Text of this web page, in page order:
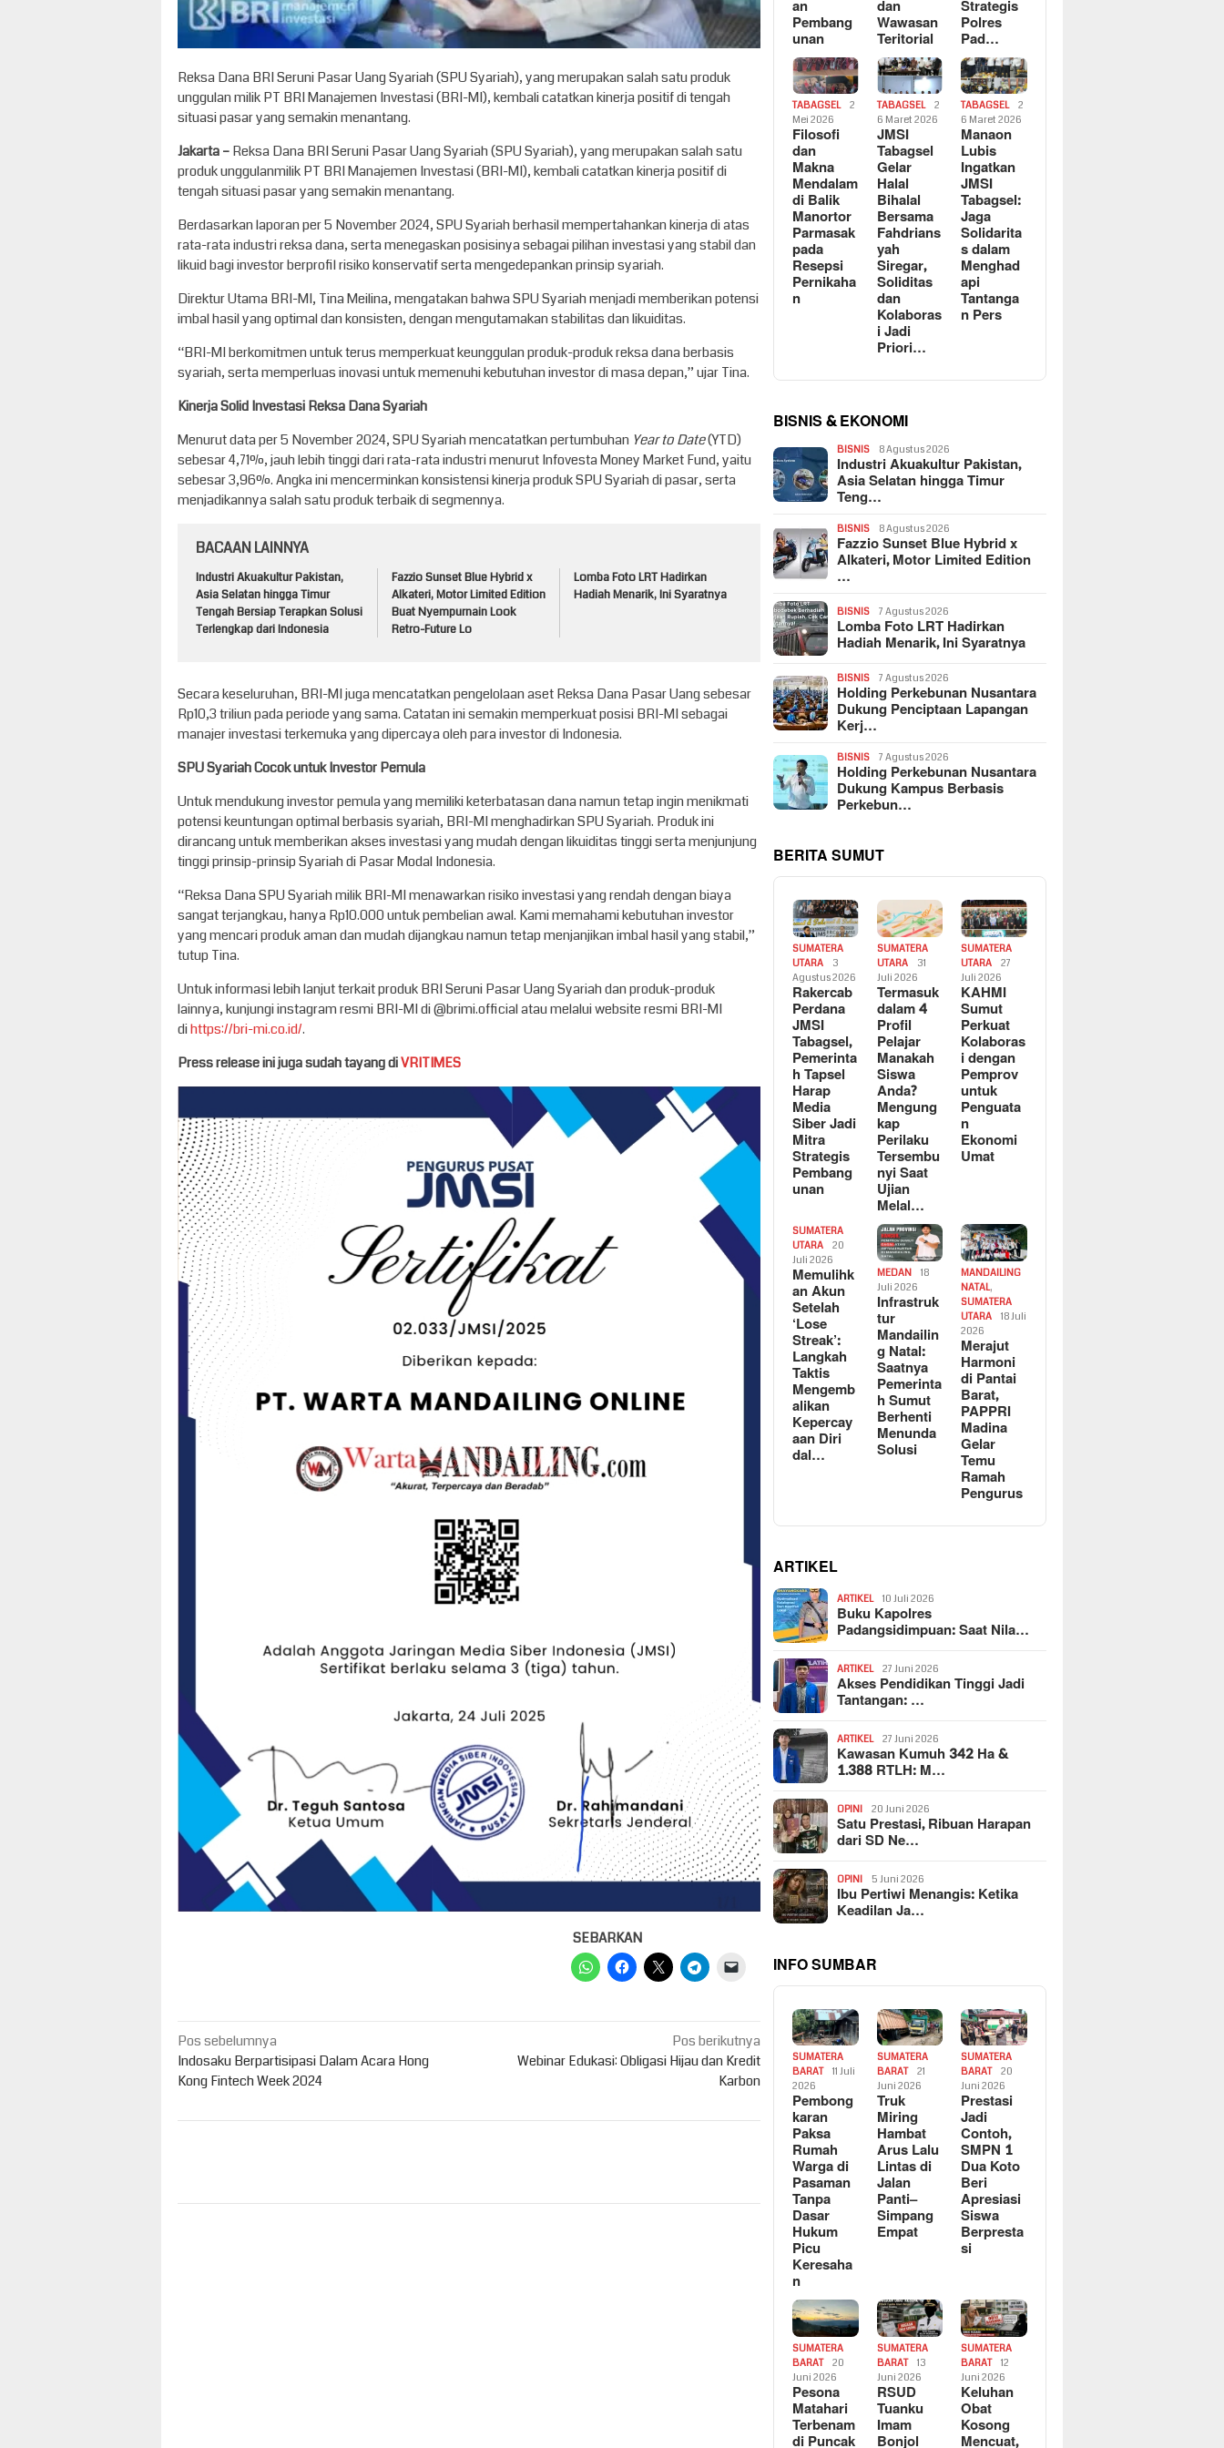
Reksa Dana BRI Seruni Pasar Uang Syariah (SPU Syariah), yang merupakan salah satu produk
unggulan milik PT BRI Manajemen Investasi (BRI-MI), kembali catatkan kinerja positif di tengah
situasi pasar yang semakin menantang.
Jakarta –Reksa Dana BRI Seruni Pasar Uang Syariah (SPU Syariah), yang merupakan salah satu
produk unggulanmilik PT BRI Manajemen Investasi (BRI-MI), kembali catatkan kinerja positif di
tengah situasi pasar yang semakin menantang.
Berdasarkan laporan per 5 November 2024, SPU Syariah berhasil mempertahankan kinerja di atas
rata-rata industri reksa dana, serta menegaskan posisinya sebagai pilihan investasi yang stabil dan
likuid bagi investor berprofil risiko konservatif serta mengedepankan prinsip syariah.
Direktur Utama BRI-MI, Tina Meilina, mengatakan bahwa SPU Syariah menjadi memberikan potensi
imbal hasil yang optimal dan konsisten, dengan mengutamakan stabilitas dan likuiditas.
“BRI-MI berkomitmen untuk terus memperkuat keunggulan produk-produk reksa dana berbasis
syariah, serta memperluas inovasi untuk memenuhi kebutuhan investor di masa depan,” ujar Tina.
Kinerja Solid Investasi Reksa Dana Syariah
Menurut data per 5 November 2024, SPU Syariah mencatatkan pertumbuhan Year to Date(YTD)
sebesar 4,71%, jauh lebih tinggi dari rata-rata industri menurut Infovesta Money Market Fund, yaitu
sebesar 3,96%. Angka ini mencerminkan konsistensi kinerja produk SPU Syariah di pasar, serta
menjadikannya salah satu produk terbaik di segmennya.
BACAAN LAINNYA
Industri Akuakultur Pakistan,
Asia Selatan hingga Timur
Tengah Bersiap Terapkan Solusi
Terlengkap dari Indonesia
Fazzio Sunset Blue Hybrid x
Alkateri, Motor Limited Edition
Buat Nyempurnain Look
Retro-Future Lo
Lomba Foto LRT Hadirkan
Hadiah Menarik, Ini Syaratnya
Secara keseluruhan, BRI-MI juga mencatatkan pengelolaan aset Reksa Dana Pasar Uang sebesar
Rp10,3 triliun pada periode yang sama. Catatan ini semakin memperkuat posisi BRI-MI sebagai
manajer investasi terkemuka yang dipercaya oleh para investor di Indonesia.
SPU Syariah Cocok untuk Investor Pemula
Untuk mendukung investor pemula yang memiliki keterbatasan dana namun tetap ingin menikmati
potensi keuntungan optimal berbasis syariah, BRI-MI menghadirkan SPU Syariah. Produk ini
dirancang untuk memberikan akses investasi yang mudah dengan likuiditas tinggi serta menjunjung
tinggi prinsip-prinsip Syariah di Pasar Modal Indonesia.
“Reksa Dana SPU Syariah milik BRI-MI menawarkan risiko investasi yang rendah dengan biaya
sangat terjangkau, hanya Rp10.000 untuk pembelian awal. Kami memahami kebutuhan investor
yang mencari produk aman dan mudah dijangkau namun tetap menjanjikan imbal hasil yang stabil,”
tutup Tina.
Untuk informasi lebih lanjut terkait produk BRI Seruni Pasar Uang Syariah dan produk-produk
lainnya, kunjungi instagram resmi BRI-MI di @brimi.official atau melalui website resmi BRI-MI
dihttps://bri-mi.co.id/.
Press release ini juga sudah tayang diVRITIMES
SEBARKAN
Navigasi
pos
Pos sebelumnya
Indosaku Berpartisipasi Dalam Acara Hong
Kong Fintech Week 2024
Pos berikutnya
Webinar Edukasi: Obligasi Hijau dan Kredit
Karbon
an
Pembang
unan
dan
Wawasan
Teritorial
Strategis
Polres
Pad…
TABAGSEL
2
Mei 2026
Filosofi
dan
Makna
Mendalam
di Balik
Manortor
Parmasak
pada
Resepsi
Pernikaha
n
TABAGSEL
2
6 Maret 2026
JMSI
Tabagsel
Gelar
Halal
Bihalal
Bersama
Fahdrians
yah
Siregar,
Soliditas
dan
Kolaboras
i Jadi
Priori…
TABAGSEL
2
6 Maret 2026
Manaon
Lubis
Ingatkan
JMSI
Tabagsel:
Jaga
Solidarita
s dalam
Menghad
api
Tantanga
n Pers
BISNIS & EKONOMI
BISNIS 8 Agustus 2026
Industri Akuakultur Pakistan,
Asia Selatan hingga Timur
Teng…
BISNIS 8 Agustus 2026
Fazzio Sunset Blue Hybrid x
Alkateri, Motor Limited Edition
…
BISNIS 7 Agustus 2026
Lomba Foto LRT Hadirkan
Hadiah Menarik, Ini Syaratnya
BISNIS 7 Agustus 2026
Holding Perkebunan Nusantara
Dukung Penciptaan Lapangan
Kerj…
BISNIS 7 Agustus 2026
Holding Perkebunan Nusantara
Dukung Kampus Berbasis
Perkebun…
BERITA SUMUT
SUMATERA
UTARA
3
Agustus 2026
Rakercab
Perdana
JMSI
Tabagsel,
Pemerinta
h Tapsel
Harap
Media
Siber Jadi
Mitra
Strategis
Pembang
unan
SUMATERA
UTARA
31
Juli 2026
Termasuk
dalam 4
Profil
Pelajar
Manakah
Siswa
Anda?
Mengung
kap
Perilaku
Tersembu
nyi Saat
Ujian
Melal…
SUMATERA
UTARA
27
Juli 2026
KAHMI
Sumut
Perkuat
Kolaboras
i dengan
Pemprov
untuk
Penguata
n
Ekonomi
Umat
SUMATERA
UTARA
20
Juli 2026
Memulihk
an Akun
Setelah
‘Lose
Streak’:
Langkah
Taktis
Mengemb
alikan
Kepercay
aan Diri
dal…
MEDAN
18
Juli 2026
Infrastruk
tur
Mandailin
g Natal:
Saatnya
Pemerinta
h Sumut
Berhenti
Menunda
Solusi
MANDAILING
NATAL,
SUMATERA
UTARA
18 Juli
2026
Merajut
Harmoni
di Pantai
Barat,
PAPPRI
Madina
Gelar
Temu
Ramah
Pengurus
ARTIKEL
ARTIKEL 10 Juli 2026
Buku Kapolres
Padangsidimpuan: Saat Nila…
ARTIKEL 27 Juni 2026
Akses Pendidikan Tinggi Jadi
Tantangan: …
ARTIKEL 27 Juni 2026
Kawasan Kumuh 342 Ha &
1.388 RTLH: M…
OPINI 20 Juni 2026
Satu Prestasi, Ribuan Harapan
dari SD Ne…
OPINI 5 Juni 2026
Ibu Pertiwi Menangis: Ketika
Keadilan Ja…
INFO SUMBAR
SUMATERA
BARAT
11 Juli
2026
Pembong
karan
Paksa
Rumah
Warga di
Pasaman
Tanpa
Dasar
Hukum
Picu
Keresaha
n
SUMATERA
BARAT
21
Juni 2026
Truk
Miring
Hambat
Arus Lalu
Lintas di
Jalan
Panti–
Simpang
Empat
SUMATERA
BARAT
20
Juni 2026
Prestasi
Jadi
Contoh,
SMPN 1
Dua Koto
Beri
Apresiasi
Siswa
Berpresta
si
SUMATERA
BARAT
20
Juni 2026
Pesona
Matahari
Terbenam
di Puncak
SUMATERA
BARAT
13
Juni 2026
RSUD
Tuanku
Imam
Bonjol
SUMATERA
BARAT
12
Juni 2026
Keluhan
Obat
Kosong
Mencuat,